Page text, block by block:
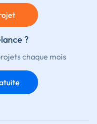
?
chaque mois